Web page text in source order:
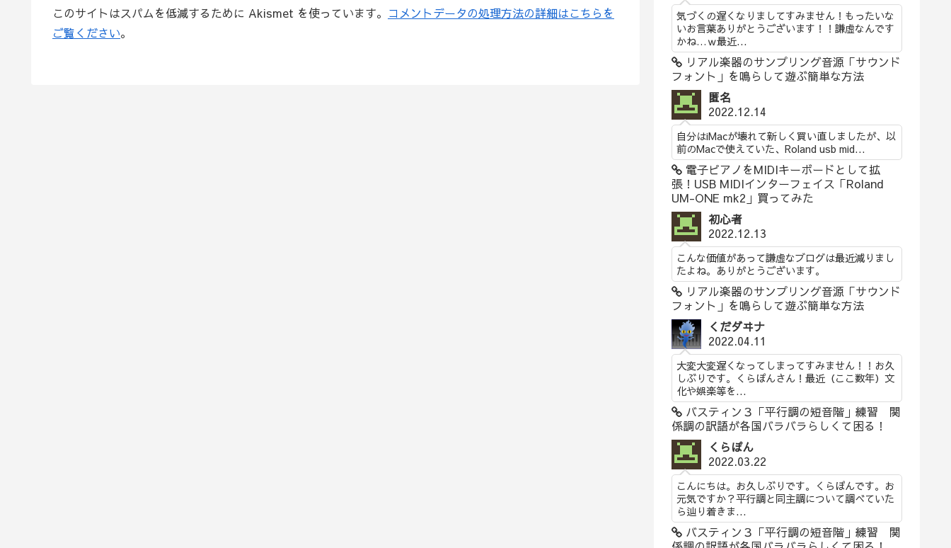
このサイトはスパムを低減するために Akismet を使っています。 コメントデータの処理方法の詳細はこちらを
ご覧ください。
気づくの遅くなりましてすみません！もったいな
いお言葉ありがとうございます！！謙虚なんです
かね…ｗ最近...
リアル楽器のサンプリング音源「サウンド
フォント」を鳴らして遊ぶ簡単な方法
匿名
2022.12.14
自分はiMacが壊れて新しく買い直しましたが、以
前のMacで使えていた、Roland usb mid...
電子ピアノをMIDIキーボードとして拡
張！USB MIDIインターフェイス「Roland
UM-ONE mk2」買ってみた
初心者
2022.12.13
こんな価値があって謙虚なブログは最近減りまし
たよね。ありがとうございます。
リアル楽器のサンプリング音源「サウンド
フォント」を鳴らして遊ぶ簡単な方法
くだダヰナ
2022.04.11
大変大変遅くなってしまってすみません！！お久
しぶりです。くらぽんさん！最近（ここ数年）文
化や娯楽等を...
バスティン３「平行調の短音階」練習 関
係調の訳語が各国バラバラらしくて困る！
くらぽん
2022.03.22
こんにちは。お久しぶりです。くらぽんです。お
元気ですか？平行調と同主調について調べていた
ら辿り着きま...
バスティン３「平行調の短音階」練習 関